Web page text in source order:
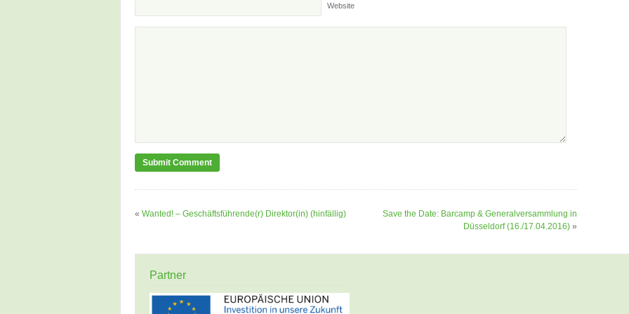
Website
« Wanted! – Geschäftsführende(r) Direktor(in) (hinfällig)
Save the Date: Barcamp & Generalversammlung in
Düsseldorf (16./17.04.2016) »
Partner